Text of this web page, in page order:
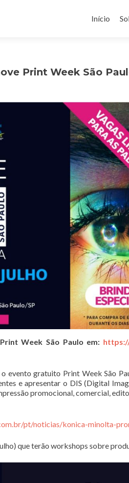
para
Início
Print Week São
Week São Paulo em:
evento gratuito Print Week São
e apresentar o DIS (Digital
promocional, comercial,
pt/noticias/konica-minolta-
que terão workshops sobre